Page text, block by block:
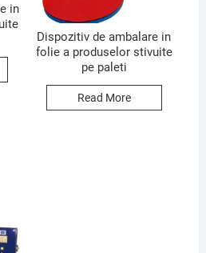
in
Dispozitiv de ambalare in
folie a produselor stivuite
pe paleti
Read More